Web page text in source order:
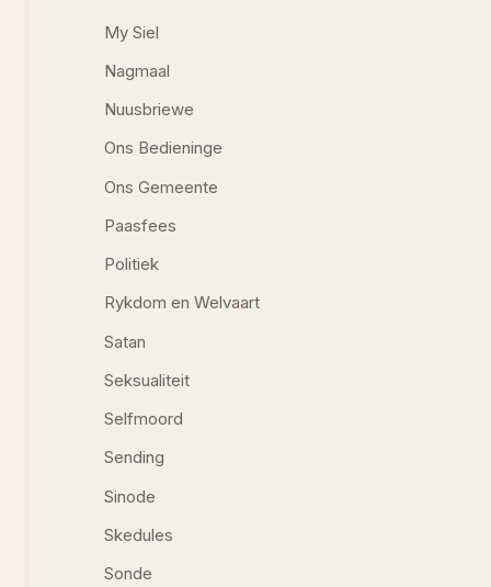
My Siel
Nagmaal
Nuusbriewe
Ons Bedieninge
Ons Gemeente
Paasfees
Politiek
Rykdom en Welvaart
Satan
Seksualiteit
Selfmoord
Sending
Sinode
Skedules
Sonde